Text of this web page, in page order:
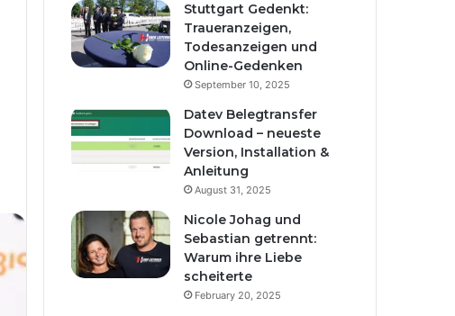
Stuttgart Gedenkt:
Traueranzeigen,
Todesanzeigen und
Online-Gedenken
September 10, 2025
Datev Belegtransfer
Download – neueste
Version, Installation &
Anleitung
August 31, 2025
Nicole Johag und
Sebastian getrennt:
Warum ihre Liebe
scheiterte
February 20, 2025